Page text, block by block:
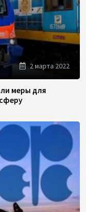
2 марта 2022
меры для